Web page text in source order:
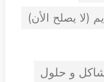
(لا يصلح الأن)
و حلول